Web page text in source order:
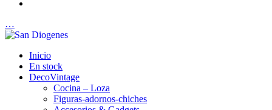
…
Inicio
En stock
DecoVintage
Cocina – Loza
Figuras-adornos-chiches